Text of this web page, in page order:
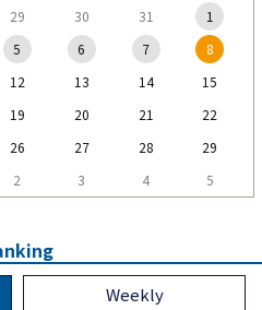
29 30 31
1
5 6 7
8
12 13 14
15
19 20 21
22
26 27 28
29
2 3 4 5
Weekly